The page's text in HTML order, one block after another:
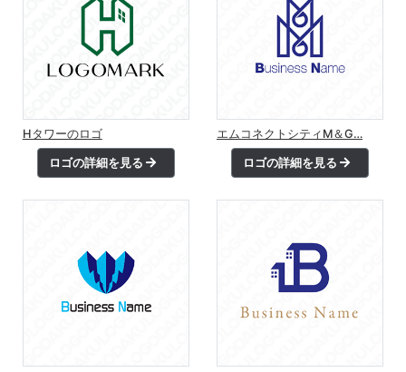
Hタワーのロゴ
ロゴの詳細を見る
エムコネクトシティM＆G…
ロゴの詳細を見る